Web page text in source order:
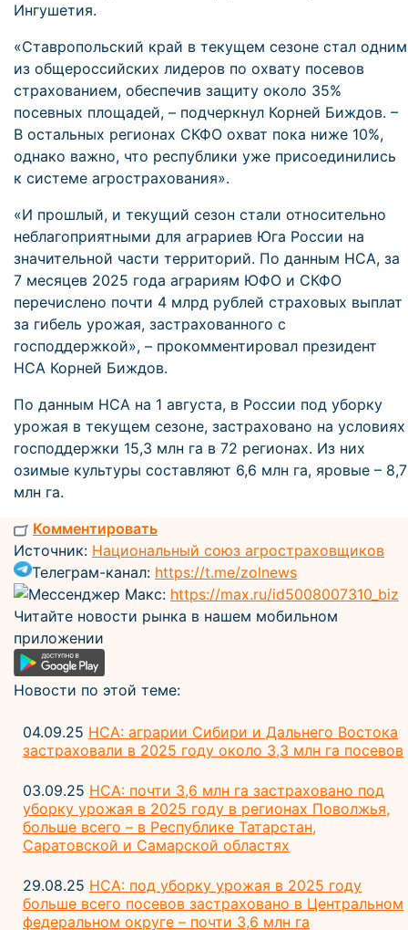
Ингушетия.
«Ставропольский край в текущем сезоне стал одним
из общероссийских лидеров по охвату посевов
страхованием, обеспечив защиту около 35%
посевных площадей, – подчеркнул Корней Биждов. –
В остальных регионах СКФО охват пока ниже 10%,
однако важно, что республики уже присоединились
к системе агрострахования».
«И прошлый, и текущий сезон стали относительно
неблагоприятными для аграриев Юга России на
значительной части территорий. По данным НСА, за
7 месяцев 2025 года аграриям ЮФО и СКФО
перечислено почти 4 млрд рублей страховых выплат
за гибель урожая, застрахованного с
господдержкой», – прокомментировал президент
НСА Корней Биждов.
По данным НСА на 1 августа, в России под уборку
урожая в текущем сезоне, застраховано на условиях
господдержки 15,3 млн га в 72 регионах. Из них
озимые культуры составляют 6,6 млн га, яровые – 8,7
млн га.
Комментировать
Источник: Национальный союз агростраховщиков
Телеграм-канал: https://t.me/zolnews
Мессенджер Макс: https://max.ru/id5008007310_biz
Читайте новости рынка в нашем мобильном
приложении
Новости по этой теме:
04.09.25 НСА: аграрии Сибири и Дальнего Востока
застраховали в 2025 году около 3,3 млн га посевов
03.09.25 НСА: почти 3,6 млн га застраховано под
уборку урожая в 2025 году в регионах Поволжья,
больше всего – в Республике Татарстан,
Саратовской и Самарской областях
29.08.25 НСА: под уборку урожая в 2025 году
больше всего посевов застраховано в Центральном
федеральном округе – почти 3,6 млн га